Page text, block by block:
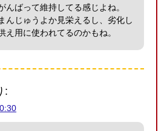
んばって維持してる感じよね。
んじゅうよか見栄えるし、劣化し
え用に使われてるのかもね。
: